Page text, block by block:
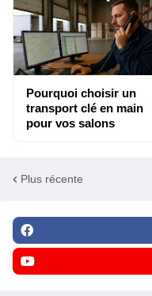
Pourquoi choisir un
transport clé en main
pour vos salons
Plus récente